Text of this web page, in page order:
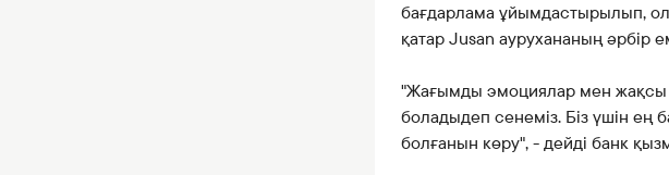
бағдарлама ұйымдастырылып,
қатар Jusan аурухананың әрбір
"Жағымды эмоциялар мен жақсы
боладыдеп сенеміз. Біз үшін ең
болғанын көру", - дейді банк